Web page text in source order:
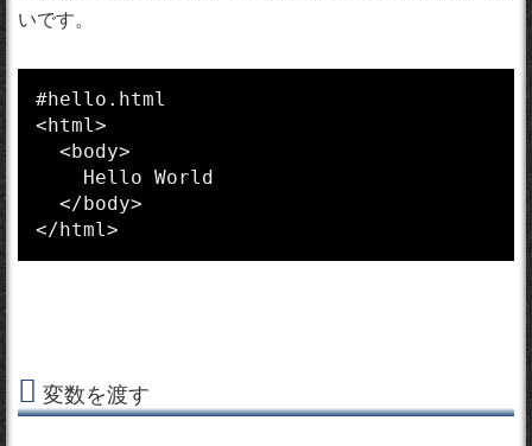
いです。
#hello.html
<html>
変数を渡す